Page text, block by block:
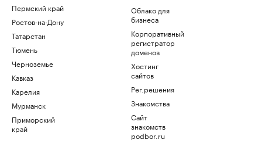
Пермский край
Ростов-на-Дону
Татарстан
Тюмень
Черноземье
Кавказ
Карелия
Мурманск
Приморский
край
Облако для
бизнеса
Корпоративный
регистратор
доменов
Хостинг
сайтов
Рег.решения
Знакомства
Сайт
знакомств
podbor.ru